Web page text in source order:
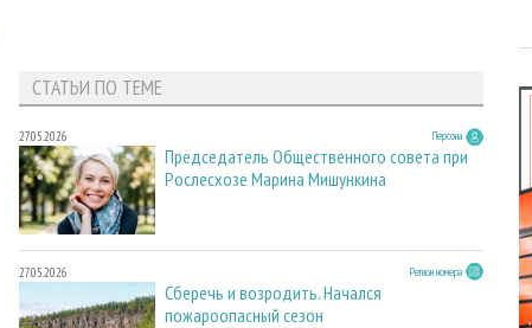
СТАТЬИ ПО ТЕМЕ
27.05.2026 Персона
Председатель Общественного совета при
Рослесхозе Марина Мишункина
27.05.2026 Регион номера
Сберечь и возродить. Начался
пожароопасный сезон